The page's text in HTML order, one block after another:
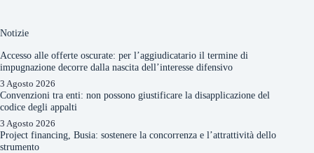
Notizie
Accesso alle offerte oscurate: per l’aggiudicatario il termine di
impugnazione decorre dalla nascita dell’interesse difensivo
3 Agosto 2026
Convenzioni tra enti: non possono giustificare la disapplicazione del
codice degli appalti
3 Agosto 2026
Project financing, Busia: sostenere la concorrenza e l’attrattività dello
strumento